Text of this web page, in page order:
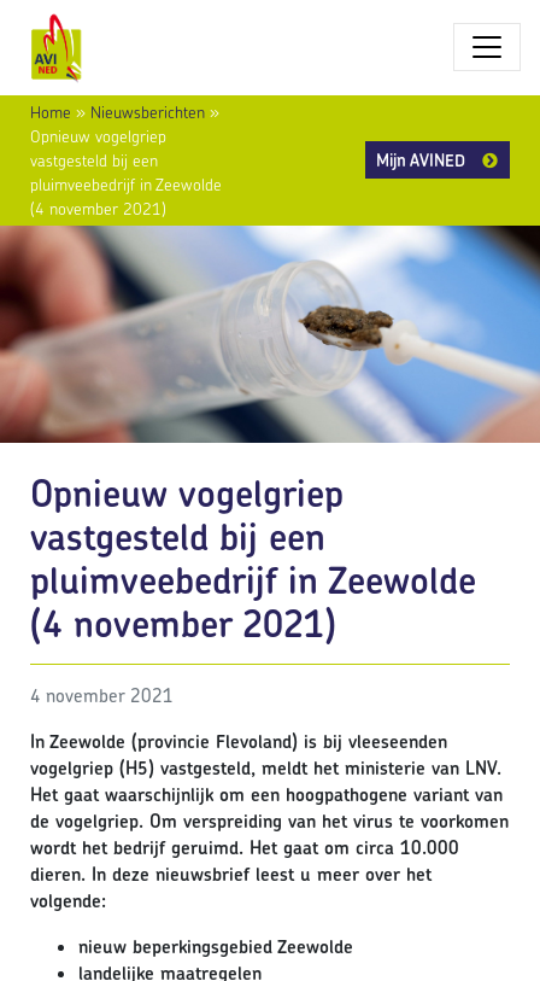
Home » Nieuwsberichten »
Opnieuw vogelgriep
vastgesteld bij een
pluimveebedrijf in Zeewolde
(4 november 2021)
Mijn AVINED
Opnieuw vogelgriep
vastgesteld bij een
pluimveebedrijf in Zeewolde
(4 november 2021)
4 november 2021
In Zeewolde (provincie Flevoland) is bij vleeseenden
vogelgriep (H5) vastgesteld, meldt het ministerie van LNV.
Het gaat waarschijnlijk om een hoogpathogene variant van
de vogelgriep. Om verspreiding van het virus te voorkomen
wordt het bedrijf geruimd. Het gaat om circa 10.000
dieren. In deze nieuwsbrief leest u meer over het
volgende:
nieuw beperkingsgebied Zeewolde
landelijke maatregelen